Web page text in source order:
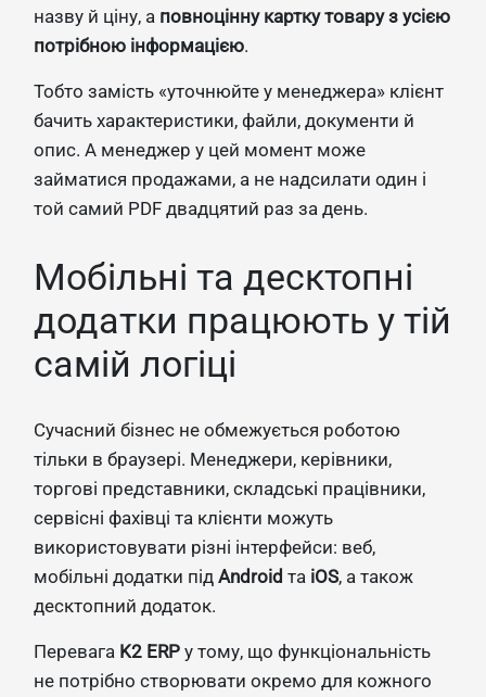
назву й ціну, а повноцінну картку товару з усією
потрібною інформацією.
Тобто замість «уточнюйте у менеджера» клієнт
бачить характеристики, файли, документи й
опис. А менеджер у цей момент може
займатися продажами, а не надсилати один і
той самий PDF двадцятий раз за день.
Мобільні та десктопні
додатки працюють у тій
самій логіці
Сучасний бізнес не обмежується роботою
тільки в браузері. Менеджери, керівники,
торгові представники, складські працівники,
сервісні фахівці та клієнти можуть
використовувати різні інтерфейси: веб,
мобільні додатки під Android та iOS, а також
десктопний додаток.
Перевага K2 ERP у тому, що функціональність
не потрібно створювати окремо для кожного